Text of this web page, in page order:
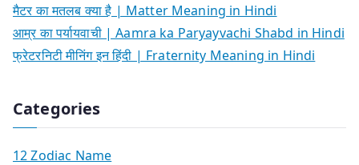
मैटर का मतलब क्या है | Matter Meaning in Hindi
आम्र का पर्यायवाची | Aamra ka Paryayvachi Shabd in Hindi
फ्रेटरनिटी मीनिंग इन हिंदी | Fraternity Meaning in Hindi
Categories
12 Zodiac Name